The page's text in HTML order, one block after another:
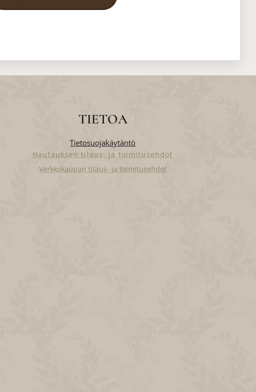
TIETOA
Tietosuojakäytäntö
Hautauksen tilaus- ja toimitusehdot
Verkkokaupan tilaus- ja toimitusehdot